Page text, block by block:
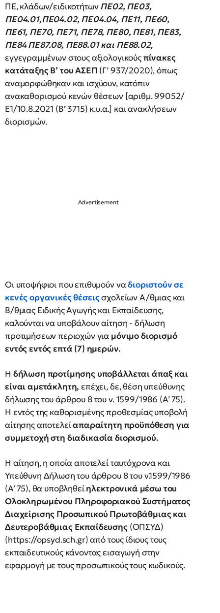
ΠΕ, κλάδων/ειδικοτήτων ΠΕ02, ΠΕ03,
ΠΕ04.01,ΠΕ04.02, ΠΕ04.04, ΠΕ11, ΠΕ60,
ΠΕ61, ΠΕ70, ΠΕ71, ΠΕ78, ΠΕ80, ΠΕ81, ΠΕ83,
ΠΕ84 ΠΕ87.08, ΠΕ88.01 και ΠΕ88.02,
εγγεγραμμένων στους αξιολογικούςπίνακες
κατάταξης Β’ του ΑΣΕΠ (Γ’ 937/2020), όπως
αναμορφώθηκαν και ισχύουν, κατόπιν
ανακαθορισμού κενών θέσεων [αριθμ. 99052/
Ε1/10.8.2021 (Β’ 3715) κ.υ.α.] και ανακλήσεων
διορισμών.
Οι υποψήφιοι που επιθυμούν ναδιοριστούν σε
κενές οργανικές θέσειςσχολείων Α/θμιας και
Β/θμιας Ειδικής Αγωγής και Εκπαίδευσης,
καλούνται να υποβάλουν αίτηση - δήλωση
προτιμήσεων περιοχών για μόνιμο διορισμό
εντός εντός επτά (7) ημερών.
Η δήλωση προτίμησης υποβάλλεται άπαξ και
είναι αμετάκλητη, επέχει, δε, θέση υπεύθυνης
δήλωσης του άρθρου 8 του ν. 1599/1986 (Α’ 75).
Η εντός της καθορισμένης προθεσμίας υποβολή
αίτησης αποτελείαπαραίτητη προϋπόθεση για
συμμετοχή στη διαδικασία διορισμού.
Η αίτηση, η οποία αποτελεί ταυτόχρονα και
Υπεύθυνη Δήλωση του άρθρου 8 του ν.1599/1986
(Α’ 75), θα υποβληθείηλεκτρονικά μέσω του
Ολοκληρωμένου Πληροφοριακού Συστήματος
Διαχείρισης Προσωπικού Πρωτοβάθμιας και
Δευτεροβάθμιας Εκπαίδευσης (ΟΠΣΥΔ)
(https://opsyd.sch.gr) από τους ίδιους τους
εκπαιδευτικούς κάνοντας εισαγωγή στην
εφαρμογή με τους προσωπικούς τους κωδικούς.